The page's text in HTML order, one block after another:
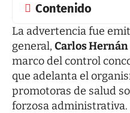
Contenido
La advertencia fue
general, Carlos
marco del control
que adelanta el
promotoras de salud
forzosa administrativa.